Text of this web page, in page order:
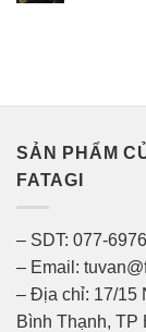
SẢN PHẨM
FATAGI
– SDT: 077-
– Email:
– Địa chỉ: 17/15
Bình Thạnh, TP